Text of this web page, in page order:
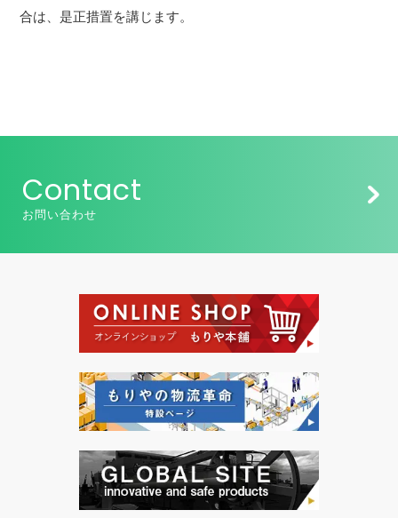
合は、是正措置を講じます。
Contact
お問い合わせ